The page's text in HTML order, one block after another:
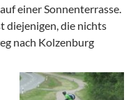
einer Sonnenterrasse.
diejenigen, die nichts
nach Kolzenburg